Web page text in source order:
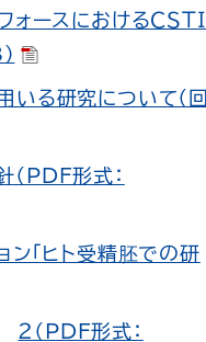
ースにおけるＣＳＴＩ
いる研究について（回
PDF形式：
ン「ヒト受精胚での研
２（PDF形式：